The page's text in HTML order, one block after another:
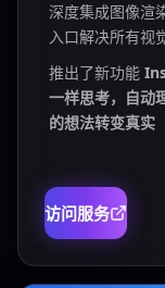
深度集成图像渲
入口解决所有视
推出了新功能
一样思考，自动
的想法转变真实
访问服务